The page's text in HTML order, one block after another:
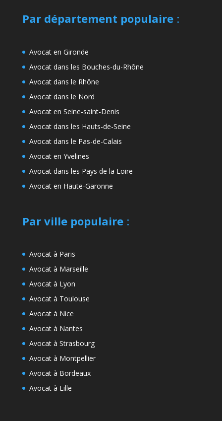
Par département populaire:
Avocat en Gironde
Avocat dans les Bouches-du-Rhône
Avocat dans le Rhône
Avocat dans le Nord
Avocat en Seine-saint-Denis
Avocat dans les Hauts-de-Seine
Avocat dans le Pas-de-Calais
Avocat en Yvelines
Avocat dans les Pays de la Loire
Avocat en Haute-Garonne
Par ville populaire:
Avocat à Paris
Avocat à Marseille
Avocat à Lyon
Avocat à Toulouse
Avocat à Nice
Avocat à Nantes
Avocat à Strasbourg
Avocat à Montpellier
Avocat à Bordeaux
Avocat à Lille